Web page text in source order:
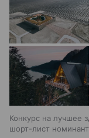
Конкурс на лучшее
шорт-лист